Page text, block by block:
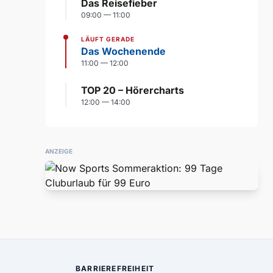
Das Reisefieber
09:00 — 11:00
LÄUFT GERADE
Das Wochenende
11:00 — 12:00
TOP 20 – Hörercharts
12:00 — 14:00
ANZEIGE
BARRIEREFREIHEIT